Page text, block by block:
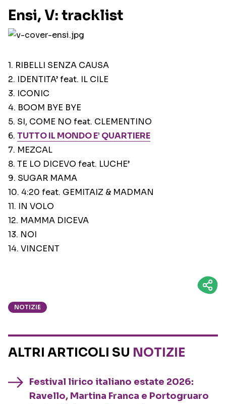
Ensi, V: tracklist
1. RIBELLI SENZA CAUSA
2. IDENTITA’ feat. IL CILE
3. ICONIC
4. BOOM BYE BYE
5. SI, COME NO feat. CLEMENTINO
6. TUTTO IL MONDO E’ QUARTIERE
7. MEZCAL
8. TE LO DICEVO feat. LUCHE’
9. SUGAR MAMA
10. 4:20 feat. GEMITAIZ & MADMAN
11. IN VOLO
12. MAMMA DICEVA
13. NOI
14. VINCENT
NOTIZIE
ALTRI ARTICOLI SU NOTIZIE
Festival lirico italiano estate 2026:
Ravello, Martina Franca e Portogruaro